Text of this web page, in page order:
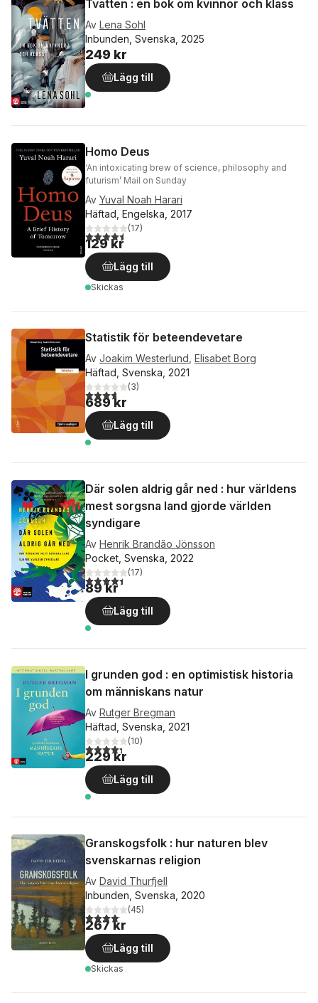
Tvätten : en bok om kvinnor och klass
Av Lena Sohl
Inbunden, Svenska, 2025
249 kr
Lägg till
Homo Deus
‘An intoxicating brew of science, philosophy and
futurism’ Mail on Sunday
Av Yuval Noah Harari
Häftad, Engelska, 2017
4,5utav 5 stjärnor. Totalt antal röster:
(17)
129 kr
Lägg till
Skickas
Statistik för beteendevetare
Av Joakim Westerlund Elisabet Borg
Häftad, Svenska, 2021
3,7utav 5 stjärnor. Totalt antal röster:
(3)
689 kr
Lägg till
Där solen aldrig går ned : hur världens
mest sorgsna land gjorde världen
syndigare
Av Henrik Brandão Jönsson
Pocket, Svenska, 2022
4,4utav 5 stjärnor. Totalt antal röster:
(17)
89 kr
Lägg till
I grunden god : en optimistisk historia
om människans natur
Av Rutger Bregman
Häftad, Svenska, 2021
4,3utav 5 stjärnor. Totalt antal röster:
(10)
229 kr
Lägg till
Granskogsfolk : hur naturen blev
svenskarnas religion
Av David Thurfjell
Inbunden, Svenska, 2020
4,1utav 5 stjärnor. Totalt antal röster:
(45)
267 kr
Lägg till
Skickas